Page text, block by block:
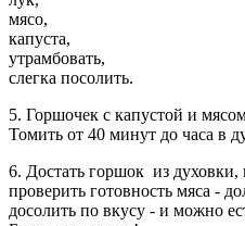
мясо,
капуста,
утрамбовать,
слегка посолить.
5. Горшочек с капустой и
Томить от 40 минут до часа в
6. Достать горшок из
проверить готовность мяса -
досолить по вкусу - и можно